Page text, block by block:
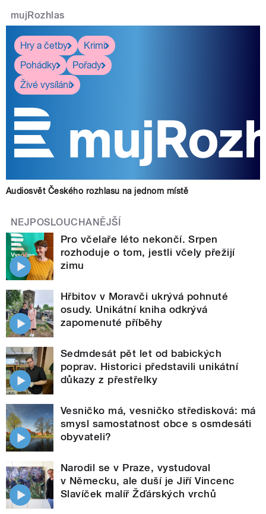
mujRozhlas
Hry a četby
Krimi
Pohádky
Pořady
Živé vysílání
Audiosvět Českého rozhlasu na jednom místě
NEJPOSLOUCHANĚJŠÍ
Pro včelaře léto nekončí. Srpen
rozhoduje o tom, jestli včely přežijí
zimu
Hřbitov v Moravči ukrývá pohnuté
osudy. Unikátní kniha odkrývá
zapomenuté příběhy
Sedmdesát pět let od babických
poprav. Historici představili unikátní
důkazy z přestřelky
Vesničko má, vesničko středisková: má
smysl samostatnost obce s osmdesáti
obyvateli?
Narodil se v Praze, vystudoval
v Německu, ale duší je Jiří Vincenc
Slavíček malíř Žďárských vrchů